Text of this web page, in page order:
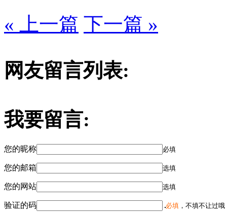
« 上一篇 下一篇 »
网友留言列表:
我要留言:
您的昵称 必填
您的邮箱 选填
您的网站 选填
验证的码 必填 ，不填不让过